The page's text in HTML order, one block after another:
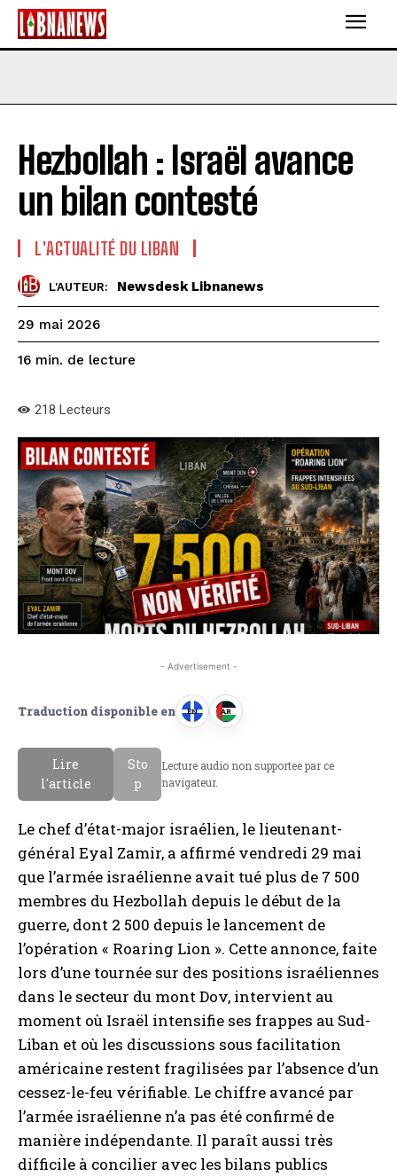
Hezbollah : Israël avance
un bilan contesté
L'ACTUALITÉ DU LIBAN
L'AUTEUR: Newsdesk Libnanews
29 mai 2026
16 min. de lecture
218 Lecteurs
- Advertisement -
Traduction disponible en EN
A
g
l
i
s
AR
A
a
Lire
l'article
Sto
p
Lecture audio non supportee par ce
navigateur.
Le chef d’état-major israélien, le lieutenant-
général Eyal Zamir, a affirmé vendredi 29 mai
que l’armée israélienne avait tué plus de 7 500
membres du Hezbollah depuis le début de la
guerre, dont 2 500 depuis le lancement de
l’opération « Roaring Lion ». Cette annonce, faite
lors d’une tournée sur des positions israéliennes
dans le secteur du mont Dov, intervient au
moment où Israël intensifie ses frappes au Sud-
Liban et où les discussions sous facilitation
américaine restent fragilisées par l’absence d’un
cessez-le-feu vérifiable. Le chiffre avancé par
l’armée israélienne n’a pas été confirmé de
manière indépendante. Il paraît aussi très
difficile à concilier avec les bilans publics